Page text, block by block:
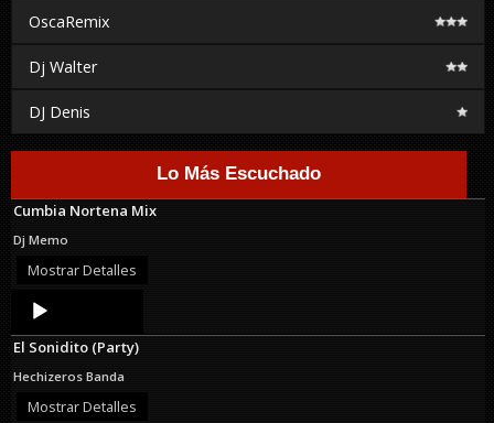
OscaRemix
Dj Walter
DJ Denis
Lo Más Escuchado
Cumbia Nortena Mix
Dj Memo
Mostrar Detalles
Audio
Player
El Sonidito (Party)
Hechizeros Banda
Mostrar Detalles